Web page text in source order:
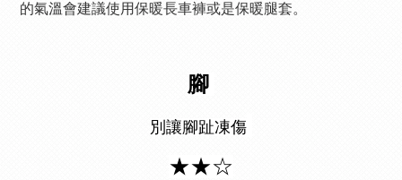
的氣溫會建議使用保暖長車褲或是保暖腿套。
腳
別讓腳趾凍傷
★★☆